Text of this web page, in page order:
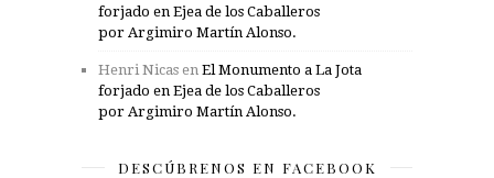
forjado en Ejea de los Caballeros
por Argimiro Martín Alonso.
Henri Nicas en El Monumento a La Jota
forjado en Ejea de los Caballeros
por Argimiro Martín Alonso.
DESCÚBRENOS EN FACEBOOK